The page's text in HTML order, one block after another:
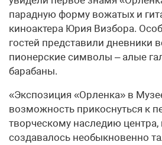
парадную форму вожатых и
киноактера Юрия Визбора.
гостей представили дневники
пионерские символы – алые
барабаны.
«Экспозиция «Орленка» в
возможность прикоснуться к
творческому наследию центра,
создавалось необыкновенно